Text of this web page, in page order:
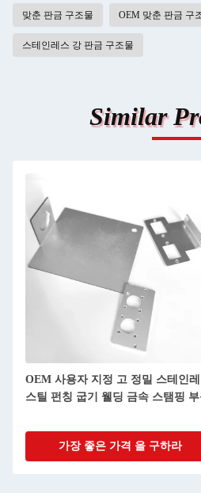
맞춘 판금 구조물 OEM 맞춘 판금 구
스테인레스 강 판금 구조물
Similar
맞춤형 알루미늄 합금 금속
품 구부름 검은 표면 처리 금
가장 좋은 가격 을 구